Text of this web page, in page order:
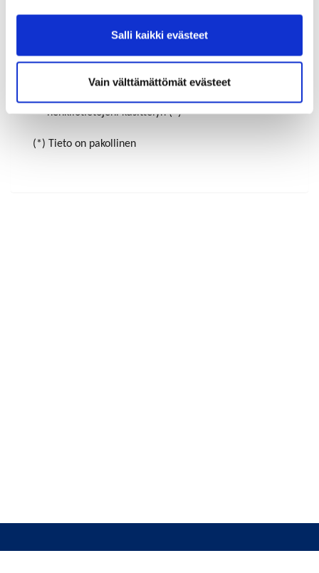
Salli kaikki evästeet
Vain välttämättömät evästeet
Rekisteröidy
Haluan tilata Riihimäen-Hyvinkää kauppakamari
uutiskirjeen
henkilötietojeni käsittelyn (*)
(*) Tieto on pakollinen